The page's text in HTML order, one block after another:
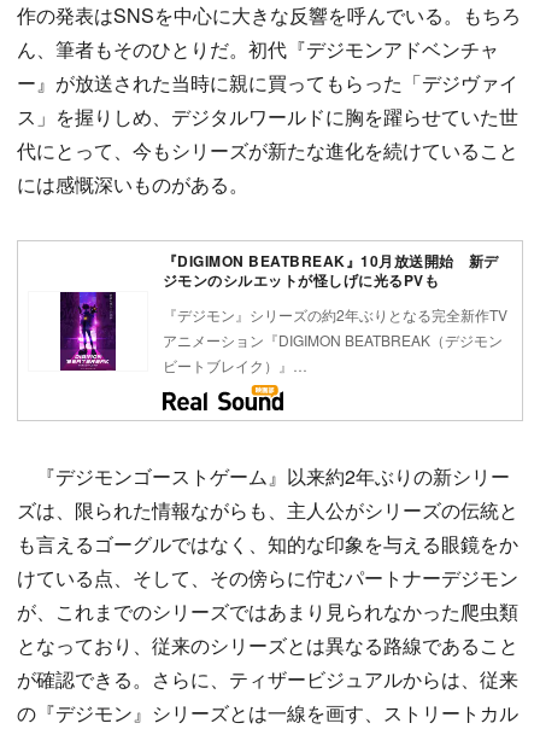
作の発表はSNSを中心に大きな反響を呼んでいる。もちろ
ん、筆者もそのひとりだ。初代『デジモンアドベンチャ
ー』が放送された当時に親に買ってもらった「デジヴァイ
ス」を握りしめ、デジタルワールドに胸を躍らせていた世
代にとって、今もシリーズが新たな進化を続けていること
には感慨深いものがある。
『DIGIMON BEATBREAK』10月放送開始 新デ
ジモンのシルエットが怪しげに光るPVも
『デジモン』シリーズの約2年ぶりとなる完全新作TV
アニメーション『DIGIMON BEATBREAK（デジモン
ビートブレイク）』…
『デジモンゴーストゲーム』以来約2年ぶりの新シリー
ズは、限られた情報ながらも、主人公がシリーズの伝統と
も言えるゴーグルではなく、知的な印象を与える眼鏡をか
けている点、そして、その傍らに佇むパートナーデジモン
が、これまでのシリーズではあまり見られなかった爬虫類
となっており、従来のシリーズとは異なる路線であること
が確認できる。さらに、ティザービジュアルからは、従来
の『デジモン』シリーズとは一線を画す、ストリートカル